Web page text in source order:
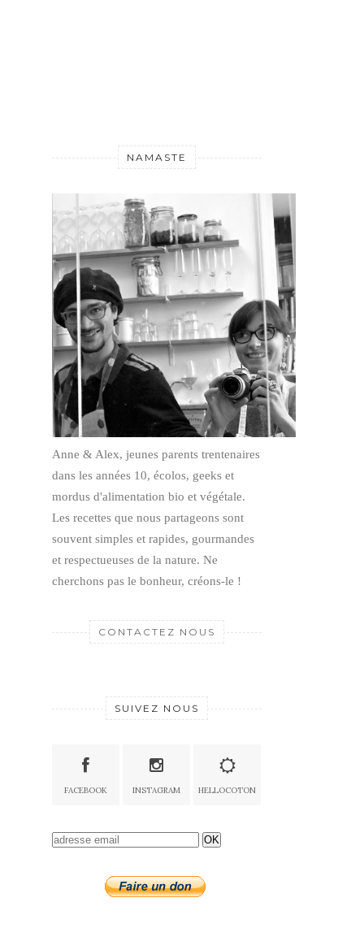
NAMASTE
Anne & Alex, jeunes parents trentenaires
dans les années 10, écolos, geeks et
mordus d'alimentation bio et végétale.
Les recettes que nous partageons sont
souvent simples et rapides, gourmandes
et respectueuses de la nature. Ne
cherchons pas le bonheur, créons-le !
CONTACTEZ NOUS
SUIVEZ NOUS
FACEBOOK INSTAGRAM HELLOCOTON
OK